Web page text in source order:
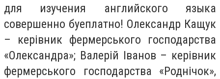
для изучения английского языка
совершенно буеплатно! Олександр Кащук
– керівник фермерського господарства
«Олександра»; Валерій Іванов – керівник
фермерського господарства «Роднічок»,